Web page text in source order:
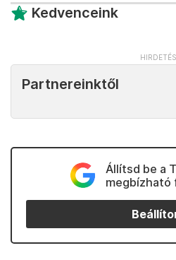
Kedvenceink
Partnereinktől
Állítsd be a
megbízható